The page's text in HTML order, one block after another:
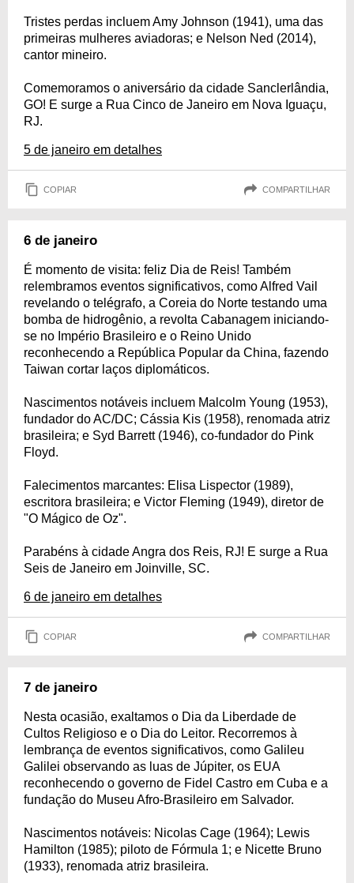
Tristes perdas incluem Amy Johnson (1941), uma das
primeiras mulheres aviadoras; e Nelson Ned (2014),
cantor mineiro.
Comemoramos o aniversário da cidade Sanclerlândia,
GO! E surge a Rua Cinco de Janeiro em Nova Iguaçu,
RJ.
5 de janeiro em detalhes
COPIAR COMPARTILHAR
6 de janeiro
É momento de visita: feliz Dia de Reis! Também
relembramos eventos significativos, como Alfred Vail
revelando o telégrafo, a Coreia do Norte testando uma
bomba de hidrogênio, a revolta Cabanagem iniciando-
se no Império Brasileiro e o Reino Unido
reconhecendo a República Popular da China, fazendo
Taiwan cortar laços diplomáticos.
Nascimentos notáveis incluem Malcolm Young (1953),
fundador do AC/DC; Cássia Kis (1958), renomada atriz
brasileira; e Syd Barrett (1946), co-fundador do Pink
Floyd.
Falecimentos marcantes: Elisa Lispector (1989),
escritora brasileira; e Victor Fleming (1949), diretor de
"O Mágico de Oz".
Parabéns à cidade Angra dos Reis, RJ! E surge a Rua
Seis de Janeiro em Joinville, SC.
6 de janeiro em detalhes
COPIAR COMPARTILHAR
7 de janeiro
Nesta ocasião, exaltamos o Dia da Liberdade de
Cultos Religioso e o Dia do Leitor. Recorremos à
lembrança de eventos significativos, como Galileu
Galilei observando as luas de Júpiter, os EUA
reconhecendo o governo de Fidel Castro em Cuba e a
fundação do Museu Afro-Brasileiro em Salvador.
Nascimentos notáveis: Nicolas Cage (1964); Lewis
Hamilton (1985); piloto de Fórmula 1; e Nicette Bruno
(1933), renomada atriz brasileira.